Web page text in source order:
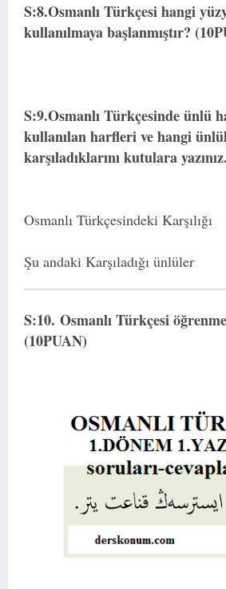
S:8.Osmanlı Türkçesi hangi
kullanılmaya başlanmıştır?
S:9.Osmanlı Türkçesinde ünlü
kullanılan harfleri ve hangi
karşıladıklarını kutulara
Osmanlı Türkçesindeki Karşılığı
Şu andaki Karşıladığı ünlüler
S:10. Osmanlı Türkçesi
(10PUAN)